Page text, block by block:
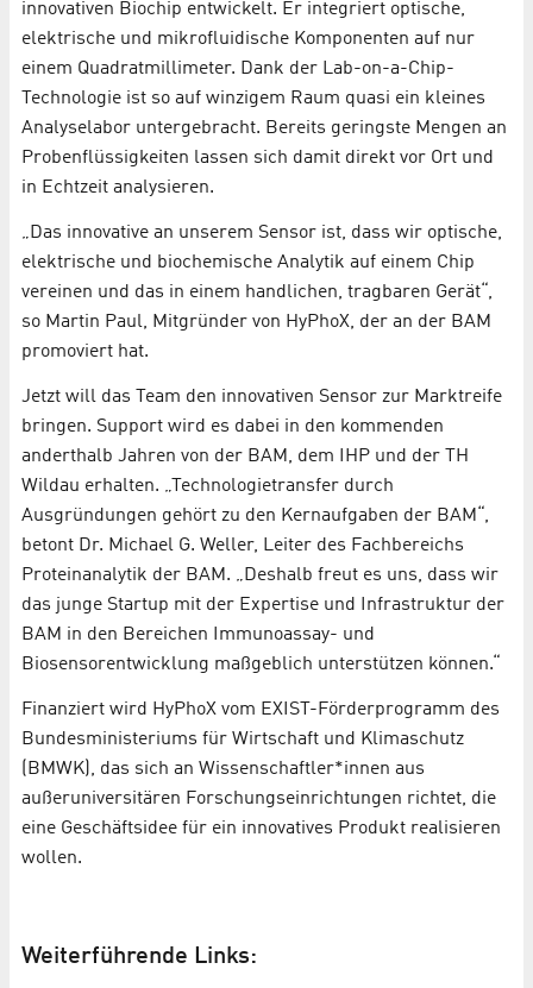
innovativen Biochip entwickelt. Er integriert optische,
elektrische und mikrofluidische Komponenten auf nur
einem Quadratmillimeter. Dank der Lab-on-a-Chip-
Technologie ist so auf winzigem Raum quasi ein kleines
Analyselabor untergebracht. Bereits geringste Mengen an
Probenflüssigkeiten lassen sich damit direkt vor Ort und
in Echtzeit analysieren.
„Das innovative an unserem Sensor ist, dass wir optische,
elektrische und biochemische Analytik auf einem Chip
vereinen und das in einem handlichen, tragbaren Gerät“,
so Martin Paul, Mitgründer von HyPhoX, der an der BAM
promoviert hat.
Jetzt will das Team den innovativen Sensor zur Marktreife
bringen. Support wird es dabei in den kommenden
anderthalb Jahren von der BAM, dem IHP und der TH
Wildau erhalten. „Technologietransfer durch
Ausgründungen gehört zu den Kernaufgaben der BAM“,
betont Dr. Michael G. Weller, Leiter des Fachbereichs
Proteinanalytik der BAM. „Deshalb freut es uns, dass wir
das junge Startup mit der Expertise und Infrastruktur der
BAM in den Bereichen Immunoassay- und
Biosensorentwicklung maßgeblich unterstützen können.“
Finanziert wird HyPhoX vom EXIST-Förderprogramm des
Bundesministeriums für Wirtschaft und Klimaschutz
(BMWK), das sich an Wissenschaftler*innen aus
außeruniversitären Forschungseinrichtungen richtet, die
eine Geschäftsidee für ein innovatives Produkt realisieren
wollen.
Weiterführende Links: